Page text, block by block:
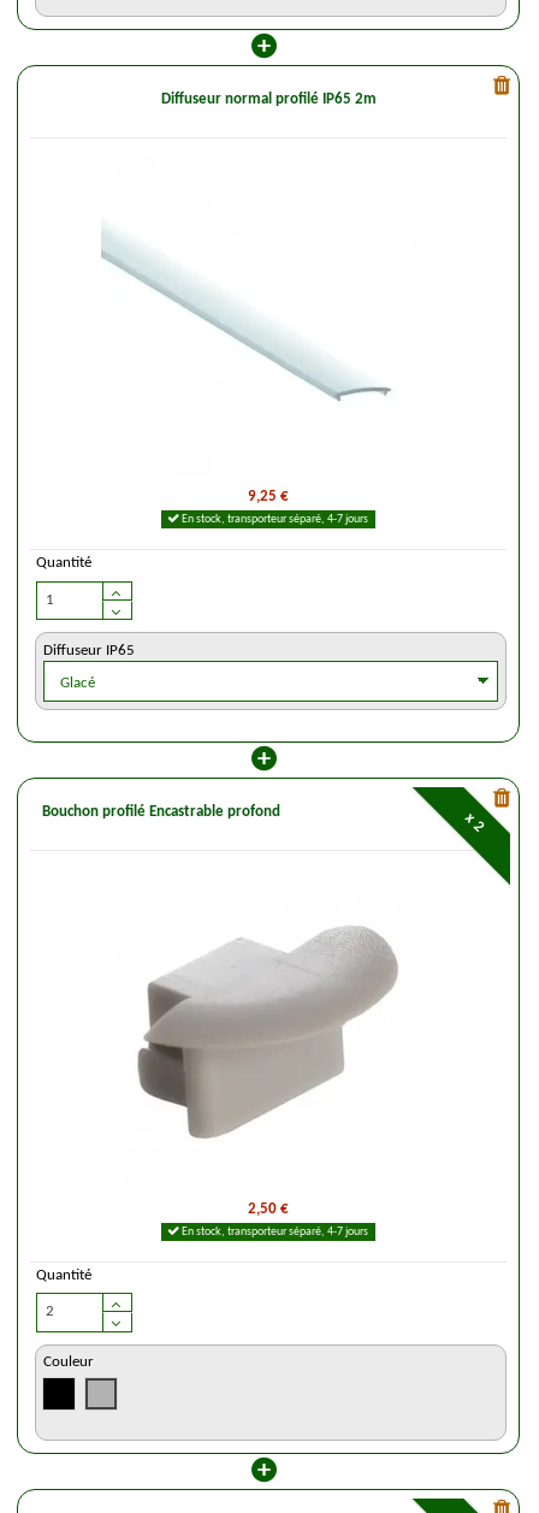
Diffuseur normal profilé IP65 2m
9,25 €
En stock, transporteur séparé, 4-7 jours
Quantité
Diffuseur IP65
x 2
Bouchon profilé Encastrable profond
2,50 €
En stock, transporteur séparé, 4-7 jours
Quantité
Couleur